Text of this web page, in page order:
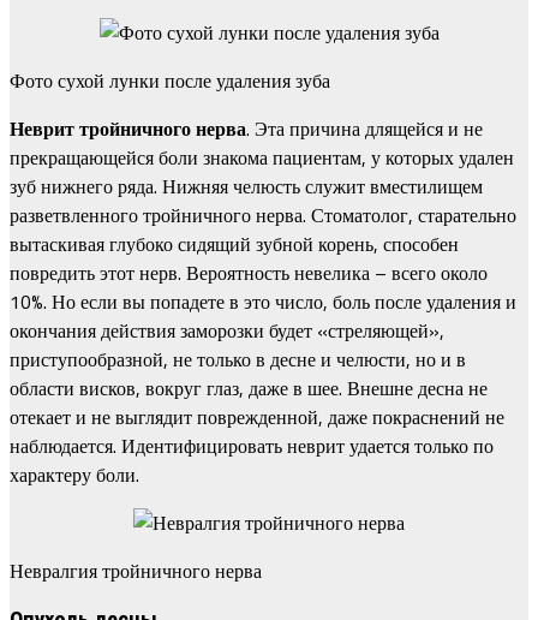
Фото сухой лунки после удаления зуба
Неврит тройничного нерва. Эта причина длящейся и не
прекращающейся боли знакома пациентам, у которых удален
зуб нижнего ряда. Нижняя челюсть служит вместилищем
разветвленного тройничного нерва. Стоматолог, старательно
вытаскивая глубоко сидящий зубной корень, способен
повредить этот нерв. Вероятность невелика – всего около
10%. Но если вы попадете в это число, боль после удаления и
окончания действия заморозки будет «стреляющей»,
приступообразной, не только в десне и челюсти, но и в
области висков, вокруг глаз, даже в шее. Внешне десна не
отекает и не выглядит поврежденной, даже покраснений не
наблюдается. Идентифицировать неврит удается только по
характеру боли.
Невралгия тройничного нерва